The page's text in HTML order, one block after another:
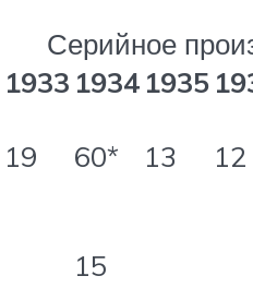
Серийное
1933 1934 1935
19 60* 13 12
15